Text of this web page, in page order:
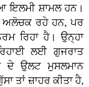
ਇਲਮੀ ਸ਼ਾਮਲ ਹਨ।
ਅਲੋਚਕ ਰਹੇ ਹਨ, ਪਰ
ਰਿਹਾ ਹੈ। ਉਨ੍ਹਾ
ਲਈ ਗੁਜਰਾਤ
ਦੇ ਉਲਟ ਮੁਸਲਮਾਨ
ਤਾਂ ਜ਼ਾਹਰ ਕੀਤਾ ਹੈ,